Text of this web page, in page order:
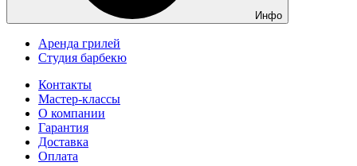
Инфо
Аренда грилей
Студия барбекю
Контакты
Мастер-классы
О компании
Гарантия
Доставка
Оплата